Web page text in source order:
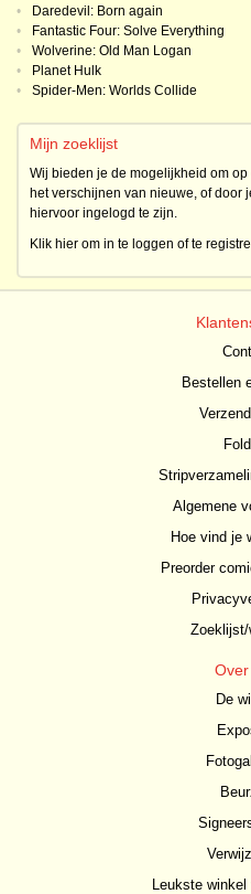
•
Daredevil: Born again
•
Fantastic Four: Solve Everything
•
Wolverine: Old Man Logan
•
Planet Hulk
•
Spider-Men: Worlds Collide
Mijn zoeklijst
Wij bieden je de mogelijkheid om
het verschijnen van nieuwe, of door
hiervoor ingelogd te zijn.
Klik hier om in te loggen of te
Bestellen
Algemene
Hoe vind je
Preorder
De
Leukste winkel